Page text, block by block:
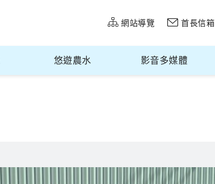
網站導覽 首長信箱
悠遊農水 影音多媒體